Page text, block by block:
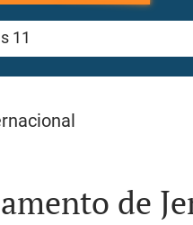
de